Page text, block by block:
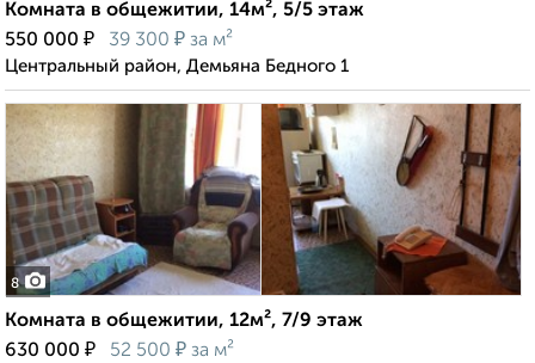
Комната в общежитии, 14м², 5/5 этаж
550 000 ₽ 39 300 ₽ за м²
Центральный район, Демьяна Бедного 1
8
Комната в общежитии, 12м², 7/9 этаж
630 000 ₽ 52 500 ₽ за м²